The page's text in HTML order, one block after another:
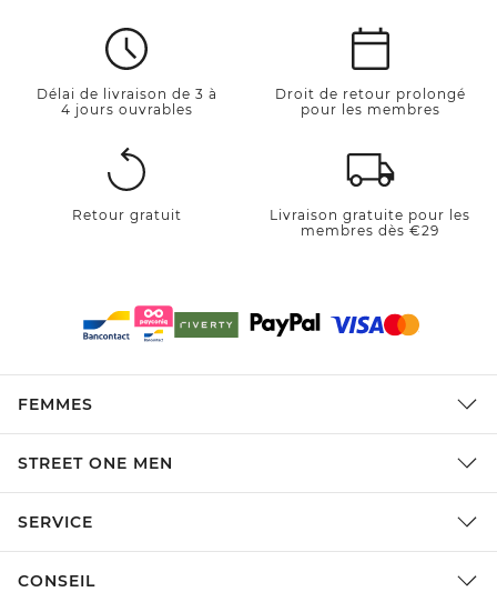
Délai de livraison de 3 à
4 jours ouvrables
Droit de retour prolongé
pour les membres
Retour gratuit
Livraison gratuite pour les
membres dès €29
FEMMES
STREET ONE MEN
SERVICE
CONSEIL